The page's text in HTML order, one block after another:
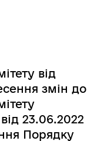
від
змін до
23.06.2022
Порядку